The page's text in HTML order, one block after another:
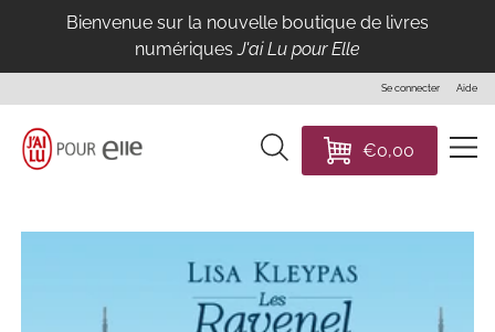
IGNORER
AU
CONTENU
Bienvenue sur la nouvelle boutique de livres
numériquesJ'ai Lu pour Elle
Se connecter Aide
Recherche
Panier
€0,00